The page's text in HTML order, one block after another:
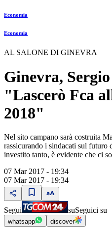
Economia
Economia
AL SALONE DI GINEVRA
Ginevra,
"Lascerò Fca
2018"
Nel sito campano sarà costruita
rassicurando i sindacati sul
investito tanto, è evidente che ci
07 Mar 2017 - 19:34
07 Mar 2017 - 19:34
Segui suSeguici su
whatsapp discover